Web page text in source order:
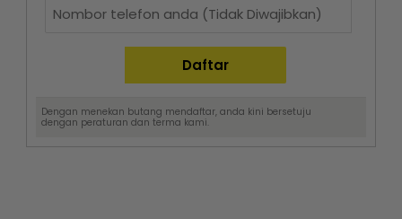
Dengan menekan butang mendaftar, anda kini bersetuju
dengan peraturan dan terma kami.